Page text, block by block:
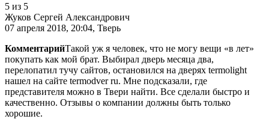
5 из 5
Жуков Сергей Александрович
07 апреля 2018, 20:04, Тверь
КомментарийТакой уж я человек, что не могу вещи «в лет»
покупать как мой брат. Выбирал дверь месяца два,
перелопатил тучу сайтов, остановился на дверях termolight
нашел на сайте termodver ru. Мне подсказали, где
представителя можно в Твери найти. Все сделали быстро и
качественно. Отзывы о компании должны быть только
хорошие.